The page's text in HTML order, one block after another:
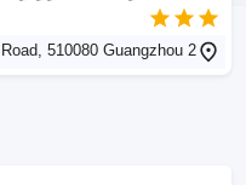
2 South Shuijun Street, 1st Zhongshan Road, 510080 Guangzhou